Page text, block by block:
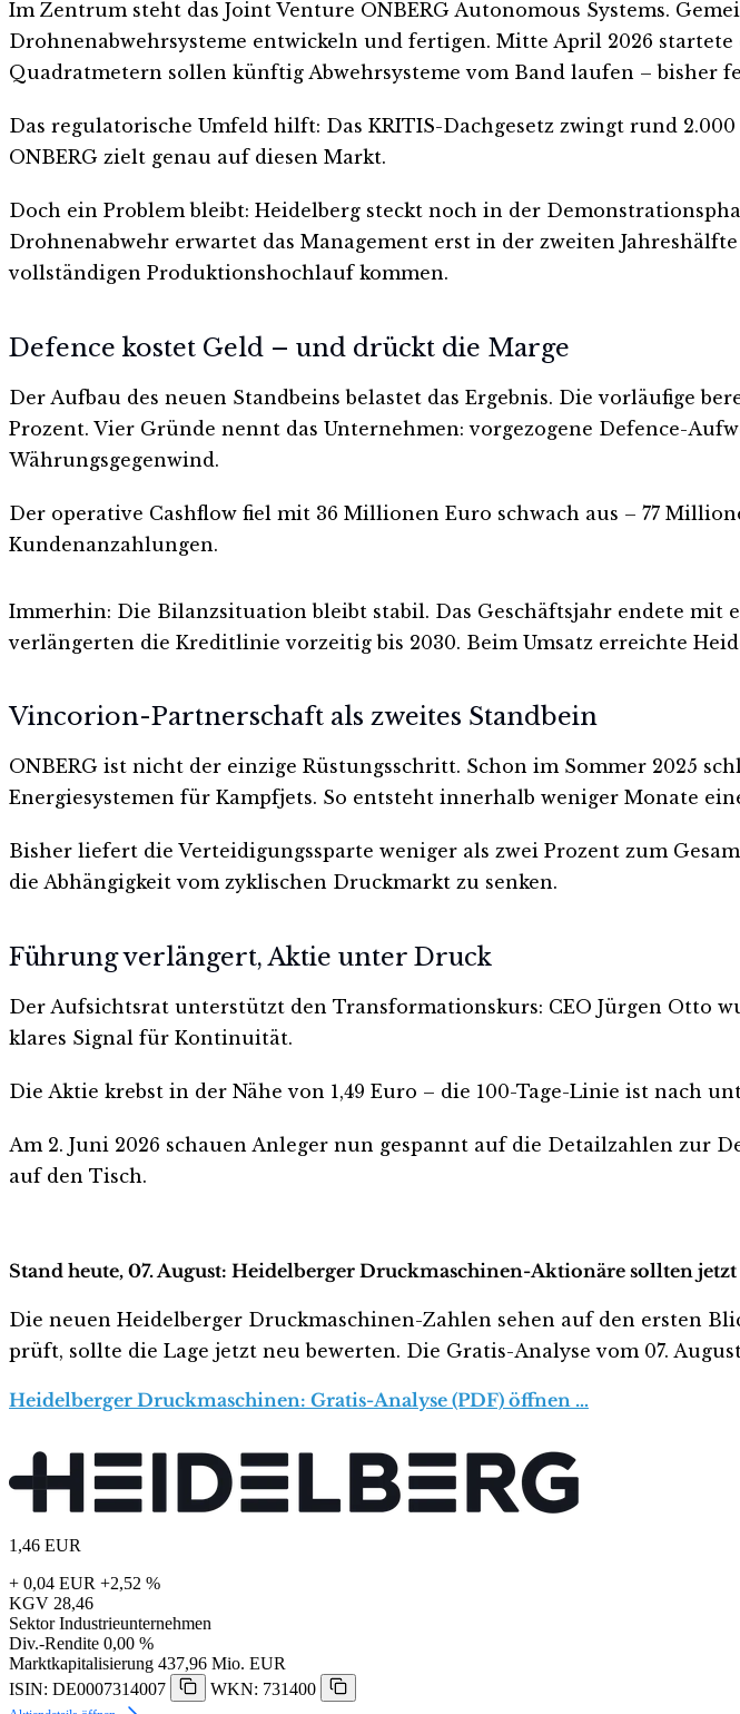
Im Zentrum steht das Joint Venture ONBERG Autonomous Systems.
Drohnenabwehrsysteme entwickeln und fertigen. Mitte April 2026
Quadratmetern sollen künftig Abwehrsysteme vom Band laufen –
Das regulatorische Umfeld hilft: Das KRITIS-Dachgesetz zwingt rund
ONBERG zielt genau auf diesen Markt.
Doch ein Problem bleibt: Heidelberg steckt noch in der
Drohnenabwehr erwartet das Management erst in der zweiten
vollständigen Produktionshochlauf kommen.
Defence kostet Geld – und drückt die Marge
Der Aufbau des neuen Standbeins belastet das Ergebnis. Die vorläufige
Prozent. Vier Gründe nennt das Unternehmen: vorgezogene Defence-
Währungsgegenwind.
Der operative Cashflow fiel mit 36 Millionen Euro schwach aus – 77
Kundenanzahlungen.
Immerhin: Die Bilanzsituation bleibt stabil. Das Geschäftsjahr endete
verlängerten die Kreditlinie vorzeitig bis 2030. Beim Umsatz erreichte
Vincorion-Partnerschaft als zweites Standbein
ONBERG ist nicht der einzige Rüstungsschritt. Schon im Sommer 2025
Energiesystemen für Kampfjets. So entsteht innerhalb weniger Monate
Bisher liefert die Verteidigungssparte weniger als zwei Prozent zum
die Abhängigkeit vom zyklischen Druckmarkt zu senken.
Führung verlängert, Aktie unter Druck
Der Aufsichtsrat unterstützt den Transformationskurs: CEO Jürgen Otto
klares Signal für Kontinuität.
Die Aktie krebst in der Nähe von 1,49 Euro – die 100-Tage-Linie ist nach
Am 2. Juni 2026 schauen Anleger nun gespannt auf die Detailzahlen zur
auf den Tisch.
Stand heute, 07. August: Heidelberger Druckmaschinen-Aktionäre sollten
Die neuen Heidelberger Druckmaschinen-Zahlen sehen auf den ersten
prüft, sollte die Lage jetzt neu bewerten. Die Gratis-Analyse vom 07.
Heidelberger Druckmaschinen: Gratis-Analyse (PDF) öffnen …
1,46 EUR
+ 0,04 EUR +2,52 %
KGV 28,46
Sektor Industrieunternehmen
Div.-Rendite 0,00 %
Marktkapitalisierung 437,96 Mio. EUR
ISIN: DE0007314007
WKN: 731400